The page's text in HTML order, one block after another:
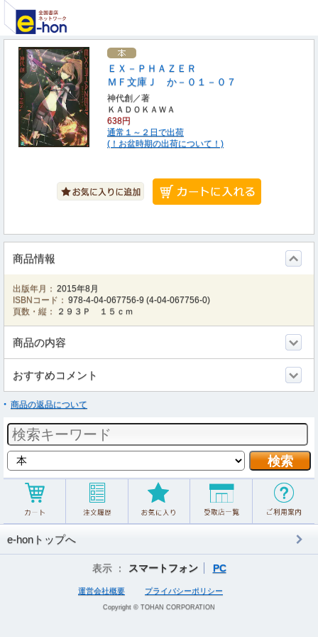
ＥＸ－ＰＨＡＺＥＲ
ＭＦ文庫Ｊ か－０１－０７
神代創／著
ＫＡＤＯＫＡＷＡ
638円
通常１～２日で出荷
(！お盆時期の出荷について！)
商品情報
出版年月： 2015年8月
ISBNコード： 978-4-04-067756-9 (4-04-067756-0)
頁数・縦：
２９３Ｐ １５ｃｍ
商品の内容
おすすめコメント
商品の返品について
e-honトップへ
表示 ： スマートフォン PC
運営会社概要 プライバシーポリシー
Copyright © TOHAN CORPORATION